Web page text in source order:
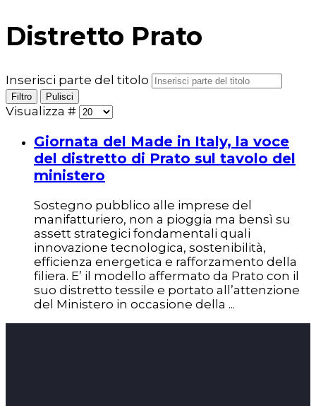
Distretto Prato
Inserisci parte del titolo
Filtro Pulisci
Visualizza #
Giornata del Made in Italy, la voce
del distretto di Prato sul tavolo del
ministero
Sostegno pubblico alle imprese del
manifatturiero, non a pioggia ma bensì su
assett strategici fondamentali quali
innovazione tecnologica, sostenibilità,
efficienza energetica e rafforzamento della
filiera. E’ il modello affermato da Prato con il
suo distretto tessile e portato all’attenzione
del Ministero in occasione della ...